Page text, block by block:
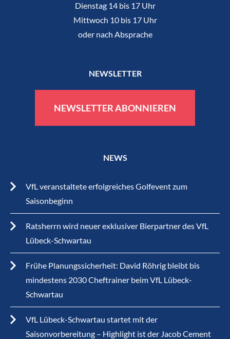
Dienstag 14 bis 17 Uhr
Mittwoch 10 bis 17 Uhr
oder nach Absprache
NEWSLETTER
NEWSLETTER ABONNIEREN
NEWS
VfL veranstaltete erfolgreiches Golfevent zum
Saisonbeginn
Ratsherrn wird neuer exklusiver Bierpartner des VfL
Lübeck-Schwartau
Frühe Planungssicherheit: David Röhrig bleibt bis
mindestens 2030 Cheftrainer beim VfL Lübeck-
Schwartau
VfL Lübeck-Schwartau startet mit der
Saisonvorbereitung – Highlight ist der Jacob Cement